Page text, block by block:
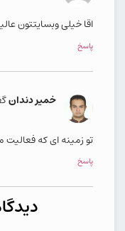
اقا خیلی وبسایتتون
پاسخ
خمیر دندان
تو زمینه ای که
پاسخ